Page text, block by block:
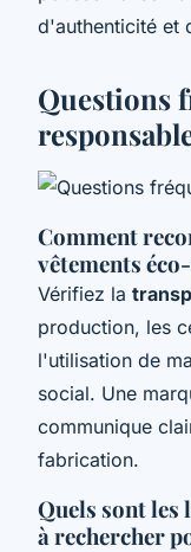
d'authenticité et
Questions
Comment
vêtements
Vérifiez la
production, les
l'utilisation de
social. Une
communique
fabrication.
Quels sont
à rechercher